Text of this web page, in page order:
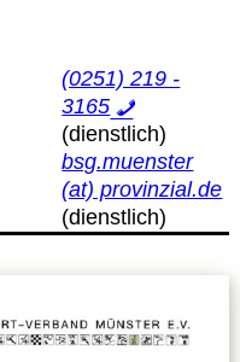
(0251) 219 -
3165
bsg.muenster
(at) provinzial.de